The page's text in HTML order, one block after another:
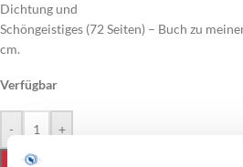
Dichtung und
Schöngeistiges (72 Seiten) – Buch zu
cm.
Verfügbar
- +